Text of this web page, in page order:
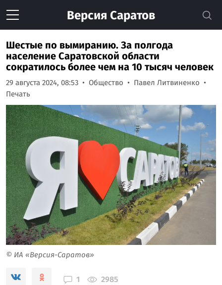
Версия Саратов
Шестые по вымиранию. За полгода
население Саратовской области
сократилось более чем на 10 тысяч человек
29 августа 2024, 08:53 Общество
Павел Литвиненко
Печать
© ИА «Версия-Саратов»
1 2985